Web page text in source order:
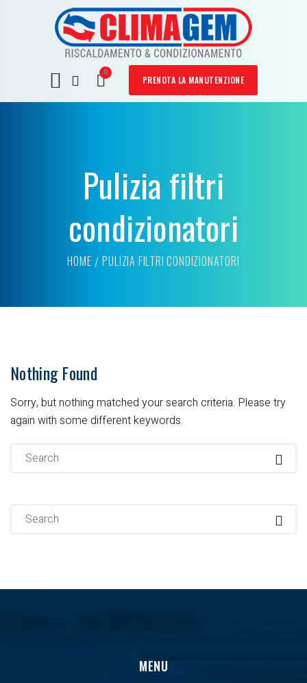
PRENOTA LA MANUTENZIONE
Pulizia filtri
condizionatori
HOME PULIZIA FILTRI CONDIZIONATORI
Nothing Found
Sorry, but nothing matched your search criteria. Please try
again with some different keywords.
MENU